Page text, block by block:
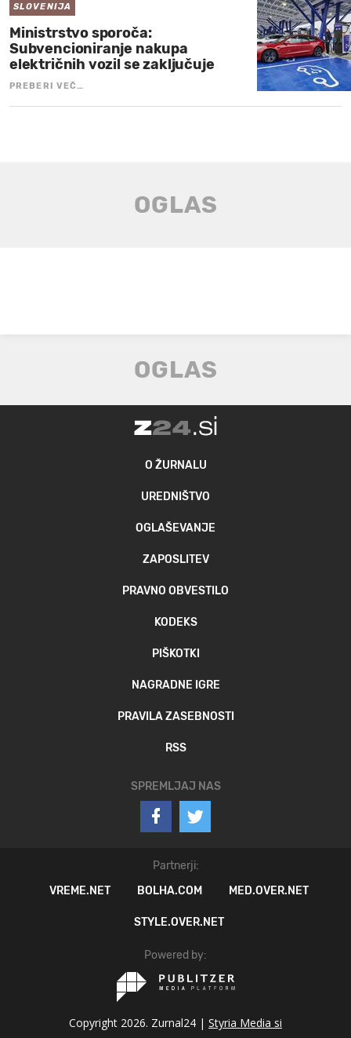
SLOVENIJA
Ministrstvo sporoča:
Subvencioniranje nakupa
električnih vozil se zaključuje
PREBERI VEČ…
O ŽURNALU
UREDNIŠTVO
OGLAŠEVANJE
ZAPOSLITEV
PRAVNO OBVESTILO
KODEKS
PIŠKOTKI
NAGRADNE IGRE
PRAVILA ZASEBNOSTI
RSS
SPREMLJAJ NAS
Partnerji:
VREME.NET
BOLHA.COM MED.OVER.NET
STYLE.OVER.NET
Powered by:
Copyright 2026. Zurnal24 | Styria Media si